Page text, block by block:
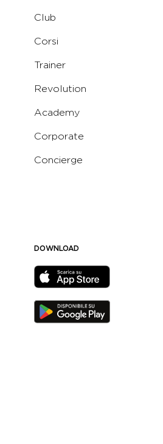
Club
Corsi
Trainer
Revolution
Academy
Corporate
Concierge
DOWNLOAD